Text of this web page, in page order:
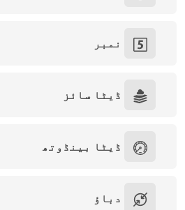
نمبر
ڈیٹا سائز
ڈیٹا بینڈوتھ
دباؤ